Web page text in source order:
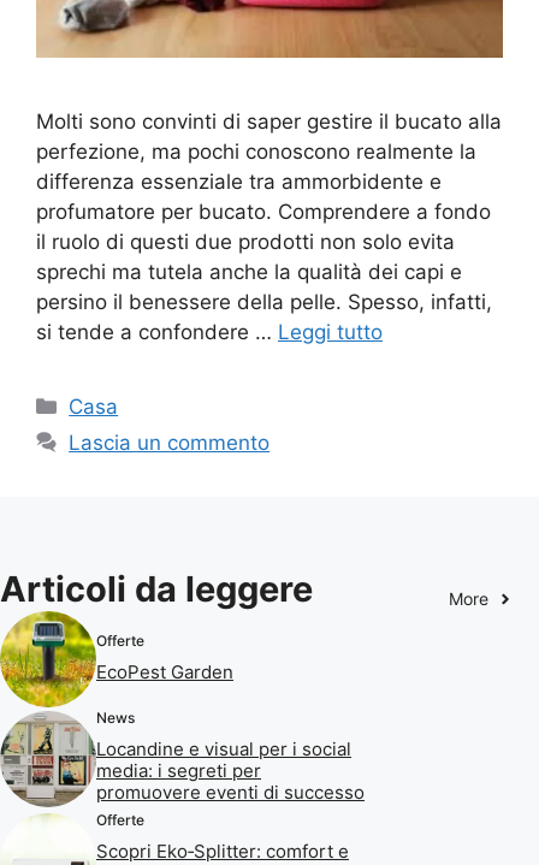
Molti sono convinti di saper gestire il bucato alla
perfezione, ma pochi conoscono realmente la
differenza essenziale tra ammorbidente e
profumatore per bucato. Comprendere a fondo
il ruolo di questi due prodotti non solo evita
sprechi ma tutela anche la qualità dei capi e
persino il benessere della pelle. Spesso, infatti,
si tende a confondere … Leggi tutto
Categorie
Casa
Lascia un commento
Articoli da leggere More
Offerte
EcoPest Garden
News
Locandine e visual per i social
media: i segreti per
promuovere eventi di successo
Offerte
Scopri Eko‑Splitter: comfort e